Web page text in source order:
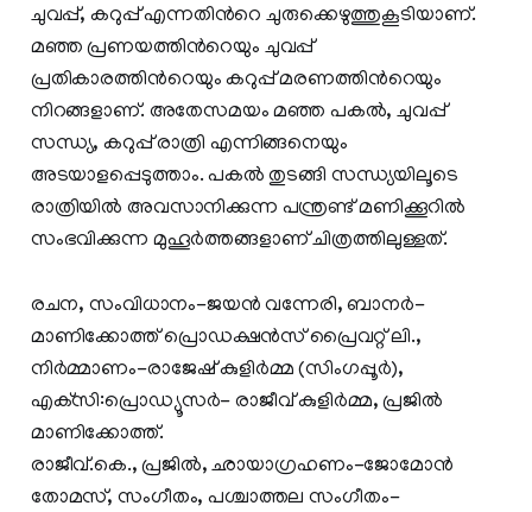
ചുവപ്പ്, കറുപ്പ് എന്നതിന്‍റെ ചുരുക്കെഴുത്തുകൂടിയാണ്.
മഞ്ഞ പ്രണയത്തിന്‍റെയും ചുവപ്പ്
പ്രതികാരത്തിന്‍റെയും കറുപ്പ് മരണത്തിന്‍റെയും
നിറങ്ങളാണ്. അതേസമയം മഞ്ഞ പകല്‍, ചുവപ്പ്
സന്ധ്യ, കറുപ്പ് രാത്രി എന്നിങ്ങനെയും
അടയാളപ്പെടുത്താം. പകല്‍ തുടങ്ങി സന്ധ്യയിലൂടെ
രാത്രിയില്‍ അവസാനിക്കുന്ന പന്ത്രണ്ട് മണിക്കൂറില്‍
സംഭവിക്കുന്ന മുഹൂര്‍ത്തങ്ങളാണ് ചിത്രത്തിലുള്ളത്.
രചന, സംവിധാനം-ജയന്‍ വന്നേരി, ബാനര്‍-
മാണിക്കോത്ത് പ്രൊഡക്ഷന്‍സ് പ്രൈവറ്റ് ലി.,
നിര്‍മ്മാണം-രാജേഷ് കുളിര്‍മ്മ (സിംഗപ്പൂര്‍),
എക്‌സി:പ്രൊഡ്യൂസര്‍- രാജീവ് കുളിര്‍മ്മ, പ്രജില്‍
മാണിക്കോത്ത്.
രാജീവ്.കെ., പ്രജില്‍, ഛായാഗ്രഹണം-ജോമോന്‍
തോമസ്, സംഗീതം, പശ്ചാത്തല സംഗീതം-